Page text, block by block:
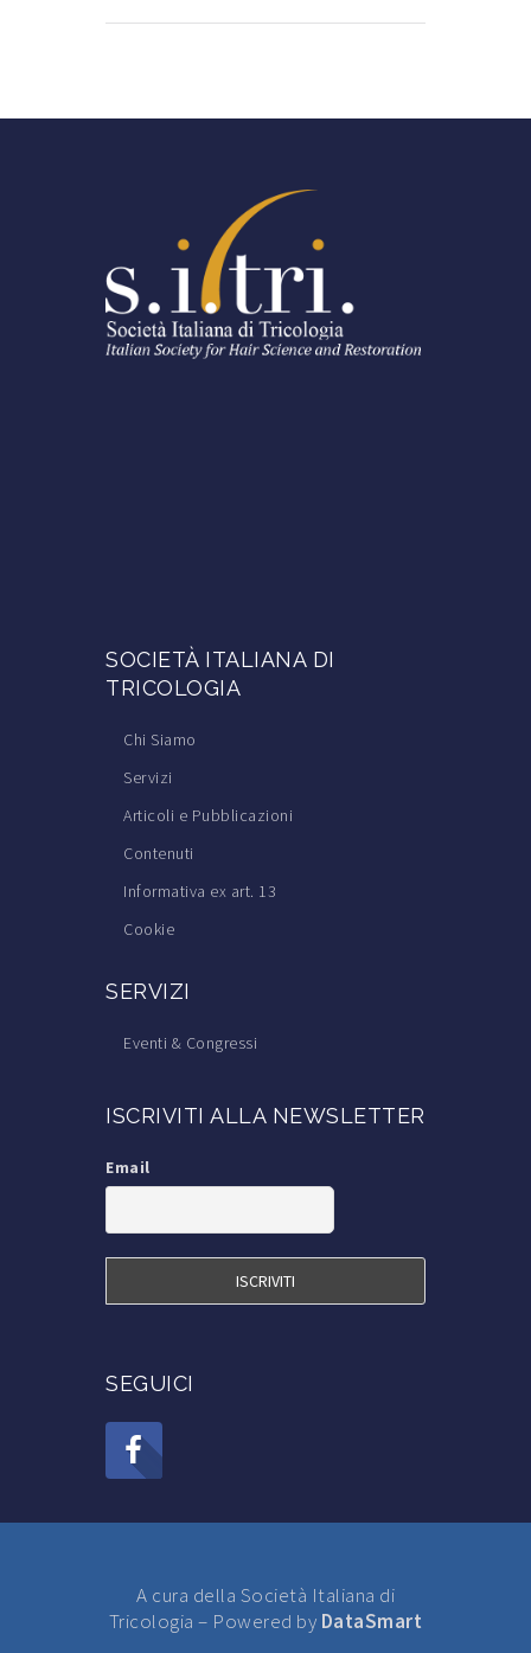
SOCIETÀ ITALIANA DI
TRICOLOGIA
Chi Siamo
Servizi
Articoli e Pubblicazioni
Contenuti
Informativa ex art. 13
Cookie
SERVIZI
Eventi & Congressi
Trova il Medico Tricologo
Iscrizione alla S.I.Tri.
Blog Calvizie
ISCRIVITI ALLA NEWSLETTER
Email
SEGUICI
A cura della Società Italiana di
Tricologia – Powered by DataSmart